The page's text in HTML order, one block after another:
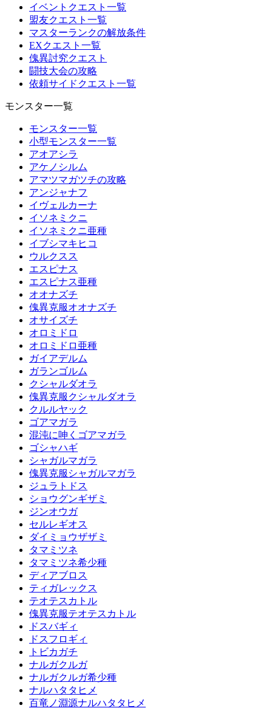
イベントクエスト一覧
盟友クエスト一覧
マスターランクの解放条件
EXクエスト一覧
傀異討究クエスト
闘技大会の攻略
依頼サイドクエスト一覧
モンスター一覧
モンスター一覧
小型モンスター一覧
アオアシラ
アケノシルム
アマツマガツチの攻略
アンジャナフ
イヴェルカーナ
イソネミクニ
イソネミクニ亜種
イブシマキヒコ
ウルクスス
エスピナス
エスピナス亜種
オオナズチ
傀異克服オオナズチ
オサイズチ
オロミドロ
オロミドロ亜種
ガイアデルム
ガランゴルム
クシャルダオラ
傀異克服クシャルダオラ
クルルヤック
ゴアマガラ
混沌に呻くゴアマガラ
ゴシャハギ
シャガルマガラ
傀異克服シャガルマガラ
ジュラトドス
ショウグンギザミ
ジンオウガ
セルレギオス
ダイミョウザザミ
タマミツネ
タマミツネ希少種
ディアブロス
ティガレックス
テオテスカトル
傀異克服テオテスカトル
ドスバギィ
ドスフロギィ
トビカガチ
ナルガクルガ
ナルガクルガ希少種
ナルハタタヒメ
百竜ノ淵源ナルハタタヒメ